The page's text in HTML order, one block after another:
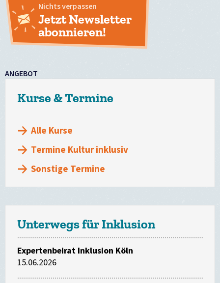
Nichts verpassen
Jetzt Newsletter
abonnieren!
ANGEBOT
Kurse & Termine
Alle Kurse
Termine Kultur inklusiv
Sonstige Termine
Unterwegs für Inklusion
Expertenbeirat Inklusion Köln
15.06.2026